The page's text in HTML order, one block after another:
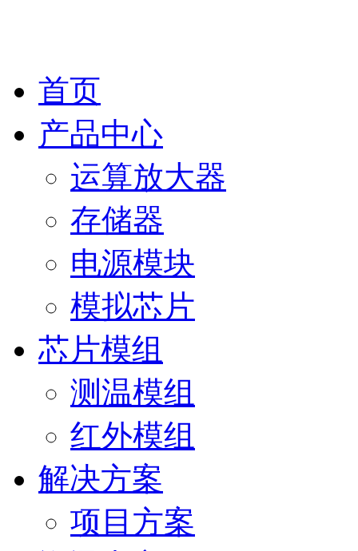
首页
产品中心
运算放大器
存储器
电源模块
模拟芯片
芯片模组
测温模组
红外模组
解决方案
项目方案